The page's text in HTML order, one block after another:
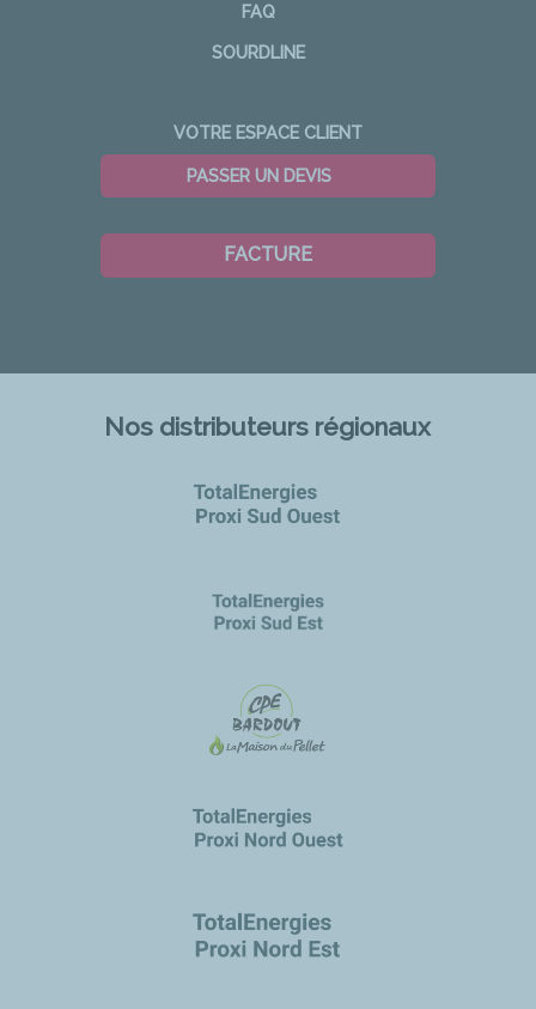
FAQ
SOURDLINE
VOTRE ESPACE CLIENT
PASSER UN DEVIS
FACTURE
Nos distributeurs régionaux